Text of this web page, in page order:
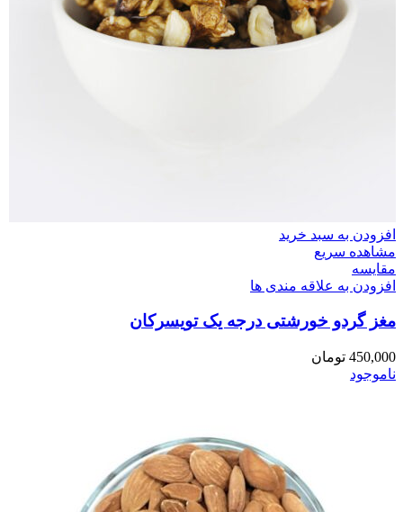
افزودن به سبد خرید
مشاهده سریع
مقایسه
افزودن به علاقه مندی ها
مغز گردو خورشتی درجه یک تویسرکان
450,000 تومان
ناموجود